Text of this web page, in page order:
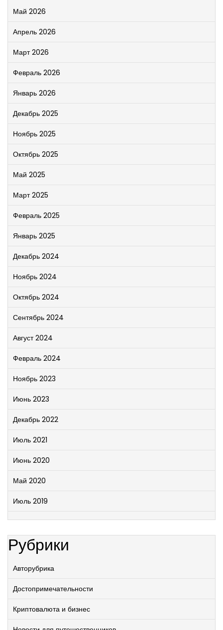
Май 2026
Апрель 2026
Март 2026
Февраль 2026
Январь 2026
Декабрь 2025
Ноябрь 2025
Октябрь 2025
Май 2025
Март 2025
Февраль 2025
Январь 2025
Декабрь 2024
Ноябрь 2024
Октябрь 2024
Сентябрь 2024
Август 2024
Февраль 2024
Ноябрь 2023
Июнь 2023
Декабрь 2022
Июль 2021
Июнь 2020
Май 2020
Июль 2019
Рубрики
Авторубрика
Достопримечательности
Криптовалюта и бизнес